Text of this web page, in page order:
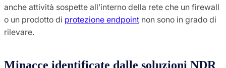
anche attività sospette all’interno della rete che un firewall
o un prodotto di protezione endpoint non sono in grado di
rilevare.
Minacce identificate dalle soluzioni NDR